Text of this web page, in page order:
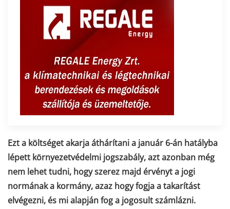
Ezt a költséget akarja áthárítani a január 6-án hatályba
lépett környezetvédelmi jogszabály,azt azonban még
nem lehet tudni, hogy szerez majd érvényt a jogi
normának a kormány, azaz hogy fogja a takarítást
elvégezni, és mi alapján fog a jogosult számlázni.